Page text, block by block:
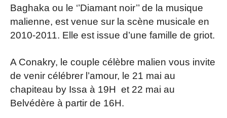
Baghaka ou le ‘’Diamant noir’’ de la musique
malienne, est venue sur la scène musicale en
2010-2011. Elle est issue d’une famille de griot.
A Conakry, le couple célèbre malien vous invite
de venir célébrer l’amour, le 21 mai au
chapiteau by Issa à 19H et 22 mai au
Belvédère à partir de 16H.